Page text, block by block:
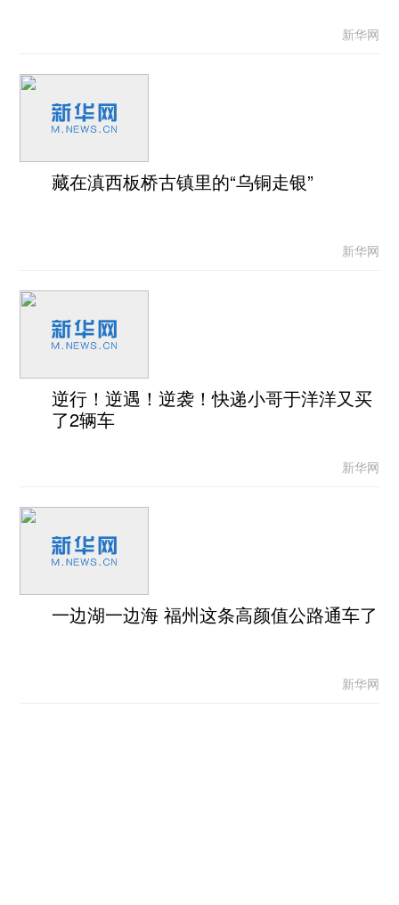
新华网
藏在滇西板桥古镇里的“乌铜走银”
新华网
逆行！逆遇！逆袭！快递小哥于洋洋又买
了2辆车
新华网
一边湖一边海 福州这条高颜值公路通车了
新华网